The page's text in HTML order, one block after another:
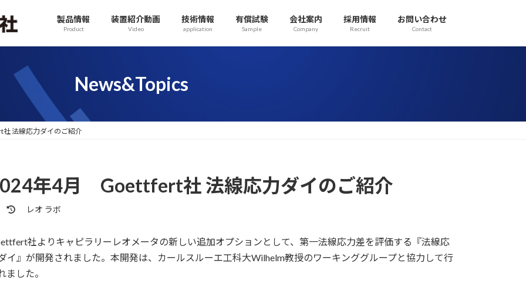
製品情報
Product
装置紹介動画
Video
技術情報
application
有償試験
Sample
会社案内
Company
採用情報
Recruit
お問い合わせ
Contact
News&Topics
法線応力ダイのご紹介
年4月 Goettfert社 法線応力ダイのご紹介
新
日
:
レオ ラボ
社よりキャピラリーレオメータの新しい追加オプションとして、第一法線応力差を評価する『法線応
イ』が開発されました。本開発は、カールスルーエ工科大Wilhelm教授のワーキンググループと協力して行
ました。